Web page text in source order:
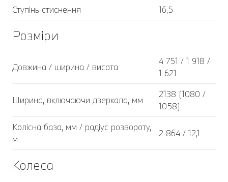
Ступінь стиснення
16,5
Розміри
Довжина / ширина / висота
4 751 / 1 918 /
1 621
Ширина, включаючи дзеркала, мм
2138 (1080 /
1058)
Колісна база, мм / радіус розвороту,
м
2 864 / 12,1
Колеса